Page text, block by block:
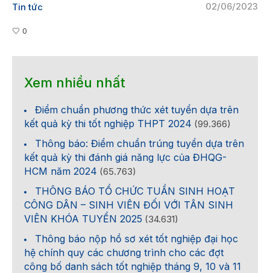
02/06/2023
Tin tức
0
Xem nhiều nhất
Điểm chuẩn phương thức xét tuyển dựa trên
kết quả kỳ thi tốt nghiệp THPT 2024 (99.366)
Thông báo: Điểm chuẩn trúng tuyển dựa trên
kết quả kỳ thi đánh giá năng lực của ĐHQG-
HCM năm 2024 (65.763)
THÔNG BÁO TỔ CHỨC TUẦN SINH HOẠT
CÔNG DÂN – SINH VIÊN ĐỐI VỚI TÂN SINH
VIÊN KHÓA TUYỂN 2025 (34.631)
Thông báo nộp hồ sơ xét tốt nghiệp đại học
hệ chính quy các chương trình cho các đợt
công bố danh sách tốt nghiệp tháng 9, 10 và 11